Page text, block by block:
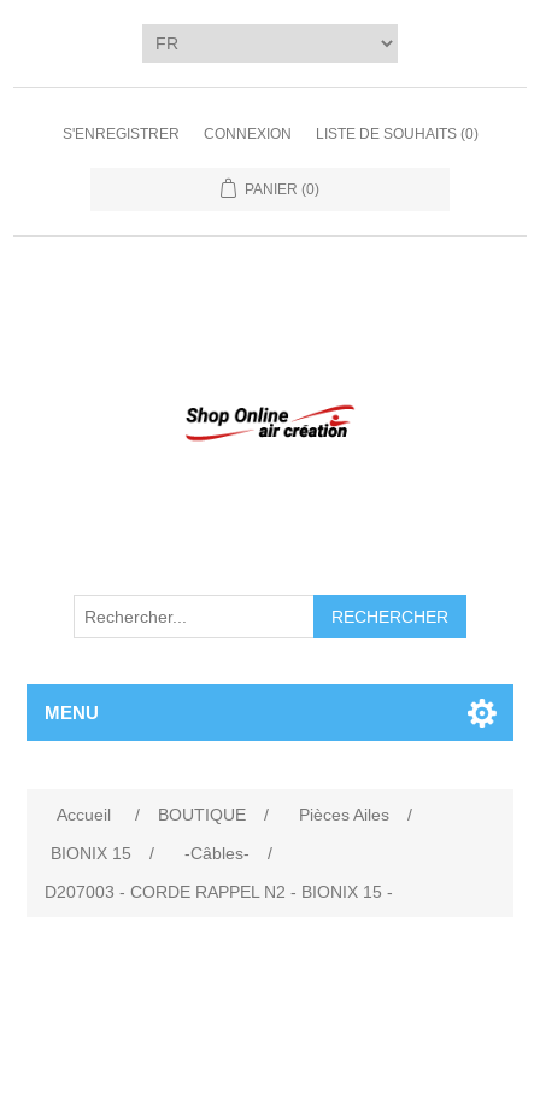
S'ENREGISTRER CONNEXION LISTE DE SOUHAITS (0)
PANIER (0)
RECHERCHER
MENU
Accueil / BOUTIQUE / Pièces Ailes
/
BIONIX 15
/ -Câbles-
/
D207003 - CORDE RAPPEL N2 - BIONIX 15 -